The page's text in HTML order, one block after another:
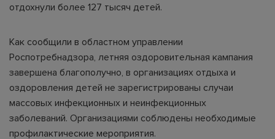
отдохнули более 127 тысяч детей.
Как сообщили в областном управлении
Роспотребнадзора, летняя оздоровительная кампания
завершена благополучно, в организациях отдыха и
оздоровления детей не зарегистрированы случаи
массовых инфекционных и неинфекционных
заболеваний. Организациями соблюдены необходимые
профилактические мероприятия.